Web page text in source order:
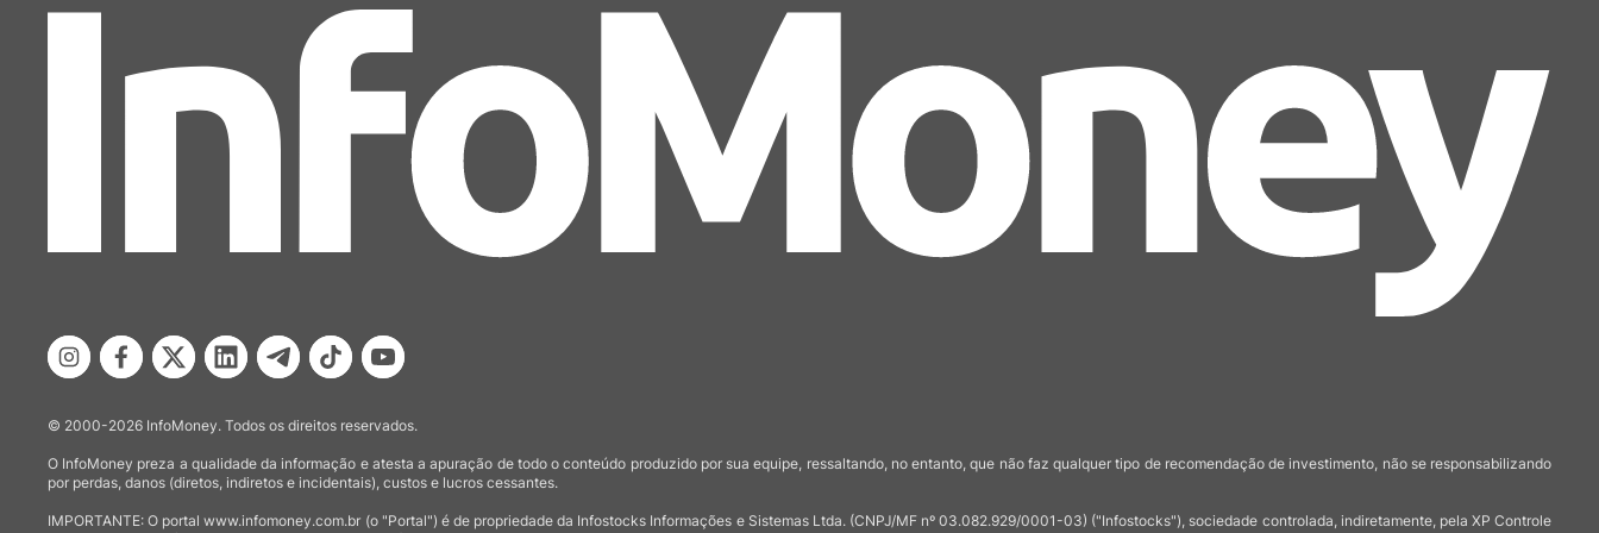
© 2000-2026 InfoMoney. Todos os direitos reservados.
O InfoMoney preza a qualidade da informação e atesta a apuração de todo o conteúdo produzido por sua equipe, ressaltando, no entanto, que não faz qualquer tipo de recomendação de investimento, não se responsabilizando
por perdas, danos (diretos, indiretos e incidentais), custos e lucros cessantes.
IMPORTANTE: O portal www.infomoney.com.br (o "Portal") é de propriedade da Infostocks Informações e Sistemas Ltda. (CNPJ/MF nº 03.082.929/0001-03) ("Infostocks"), sociedade controlada, indiretamente, pela XP Controle